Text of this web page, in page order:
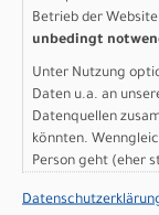
Bereifung hinten:
Steuersatz:
Rise
Vorbau:
Griffe: Syncros
Sattel: Syncros
Ständer:
Betrieb der
unbedingt
Unter Nutzung
Daten u.a. an
Datenquellen
könnten.
Person geht (eher
sind wie bei uns in